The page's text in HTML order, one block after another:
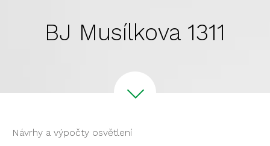
BJ Musílkova 1311
Návrhy a výpočty osvětlení